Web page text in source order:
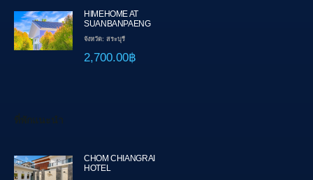
HIMEHOME AT
SUANBANPAENG
จังหวัด: สระบุรี
2,700.00฿
ที่พักแนะนำ
CHOM CHIANGRAI
HOTEL